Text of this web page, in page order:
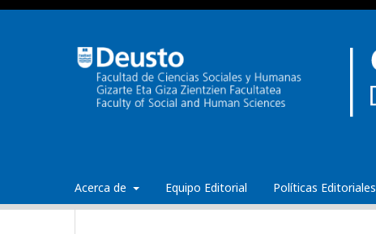
Acerca de Equipo Editorial Políticas Editoriales